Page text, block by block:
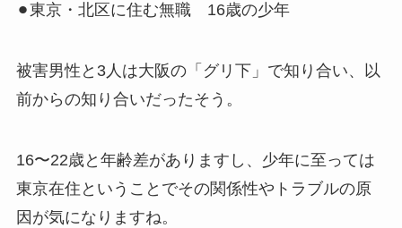
⚫︎東京・北区に住む無職 16歳の少年
被害男性と3人は大阪の「グリ下」で知り合い、以
前からの知り合いだったそう。
16〜22歳と年齢差がありますし、少年に至っては
東京在住ということでその関係性やトラブルの原
因が気になりますね。